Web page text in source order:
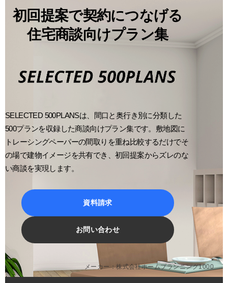
初回提案で契約につなげる
住宅商談向けプラン集
SELECTED 500PLANSは、間口と奥行き別に分類した
500プランを収録した商談向けプラン集です。敷地図に
トレーシングペーパーの間取りを重ね比較するだけでそ
の場で建物イメージを共有でき、初回提案からズレのな
い商談を実現します。
資料請求
お問い合わせ
メーカー：株式会社ホームプランニング1000